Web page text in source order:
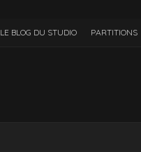
LE BLOG DU STUDIO PARTITIONS